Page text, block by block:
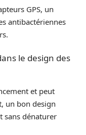
GPS, un
antibactériennes
le design des
et peut
un bon design
sans dénaturer